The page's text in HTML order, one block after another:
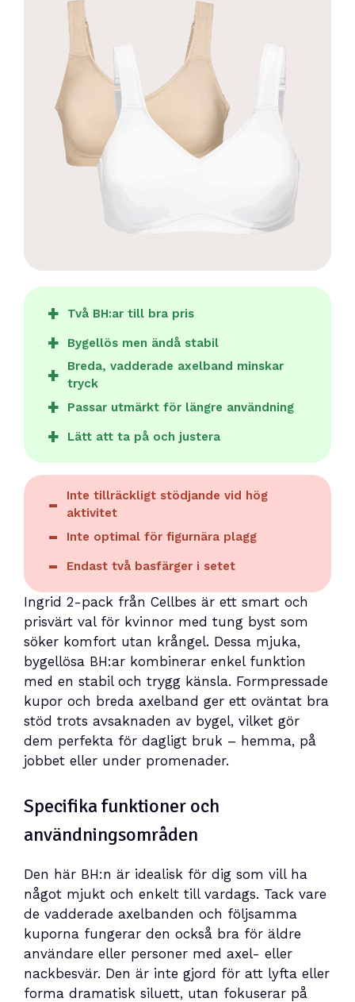
Två BH:ar till bra pris
Bygellös men ändå stabil
Breda, vadderade axelband minskar
tryck
Passar utmärkt för längre användning
Lätt att ta på och justera
Inte tillräckligt stödjande vid hög
aktivitet
Inte optimal för figurnära plagg
Endast två basfärger i setet
Ingrid 2-pack från Cellbes är ett smart och
prisvärt val för kvinnor med tung byst som
söker komfort utan krångel. Dessa mjuka,
bygellösa BH:ar kombinerar enkel funktion
med en stabil och trygg känsla. Formpressade
kupor och breda axelband ger ett oväntat bra
stöd trots avsaknaden av bygel, vilket gör
dem perfekta för dagligt bruk – hemma, på
jobbet eller under promenader.
Specifika funktioner och
användningsområden
Den här BH:n är idealisk för dig som vill ha
något mjukt och enkelt till vardags. Tack vare
de vadderade axelbanden och följsamma
kuporna fungerar den också bra för äldre
användare eller personer med axel- eller
nackbesvär. Den är inte gjord för att lyfta eller
forma dramatisk siluett, utan fokuserar på